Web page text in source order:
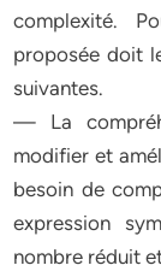
complexité.
proposée doit
suivantes.
— La
modifier et
besoin de
expression
nombre réduit